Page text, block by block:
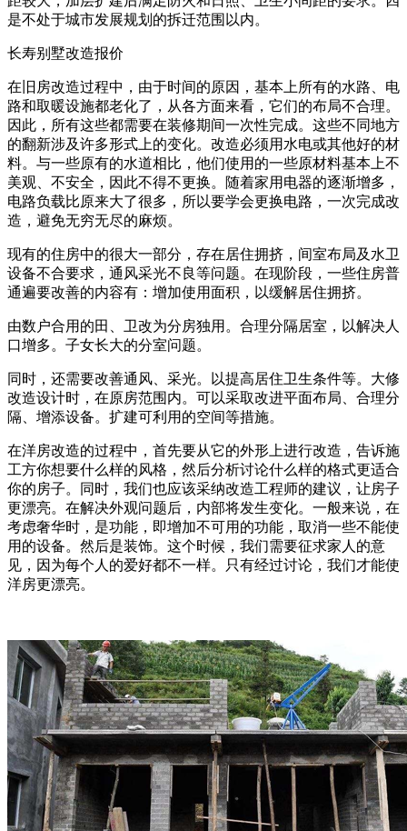
是不处于城市发展规划的拆迁范围以内。
长寿别墅改造报价
在旧房改造过程中，由于时间的原因，基本上所有的水路、电
路和取暖设施都老化了，从各方面来看，它们的布局不合理。
因此，所有这些都需要在装修期间一次性完成。这些不同地方
的翻新涉及许多形式上的变化。改造必须用水电或其他好的材
料。与一些原有的水道相比，他们使用的一些原材料基本上不
美观、不安全，因此不得不更换。随着家用电器的逐渐增多，
电路负载比原来大了很多，所以要学会更换电路，一次完成改
造，避免无穷无尽的麻烦。
现有的住房中的很大一部分，存在居住拥挤，间室布局及水卫
设备不合要求，通风采光不良等问题。在现阶段，一些住房普
通遍要改善的内容有：增加使用面积，以缓解居住拥挤。
由数户合用的田、卫改为分房独用。合理分隔居室，以解决人
口增多。子女长大的分室问题。
同时，还需要改善通风、采光。以提高居住卫生条件等。大修
改造设计时，在原房范围内。可以采取改进平面布局、合理分
隔、增添设备。扩建可利用的空间等措施。
在洋房改造的过程中，首先要从它的外形上进行改造，告诉施
工方你想要什么样的风格，然后分析讨论什么样的格式更适合
你的房子。同时，我们也应该采纳改造工程师的建议，让房子
更漂亮。在解决外观问题后，内部将发生变化。一般来说，在
考虑奢华时，是功能，即增加不可用的功能，取消一些不能使
用的设备。然后是装饰。这个时候，我们需要征求家人的意
见，因为每个人的爱好都不一样。只有经过讨论，我们才能使
洋房更漂亮。